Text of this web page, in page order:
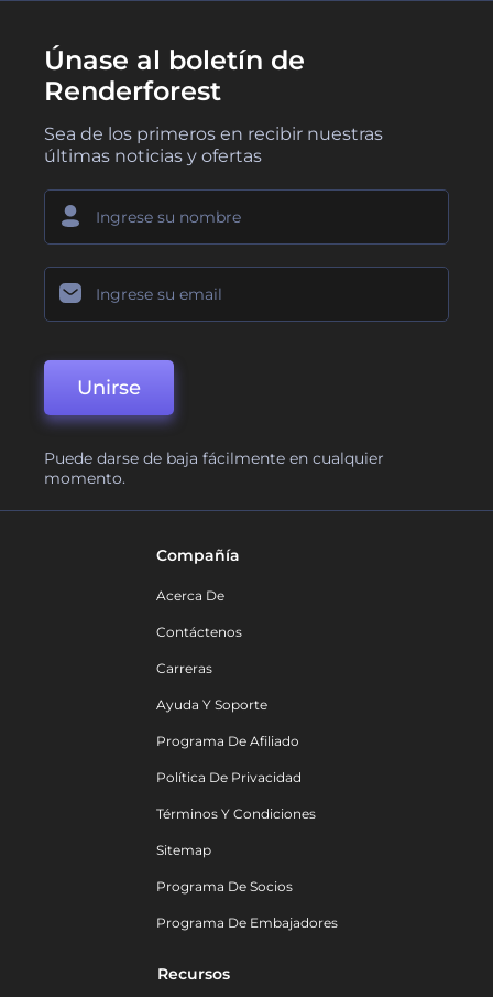
Únase al boletín de
Renderforest
Sea de los primeros en recibir nuestras
últimas noticias y ofertas
Unirse
Puede darse de baja fácilmente en cualquier
momento.
Compañía
Acerca De
Contáctenos
Carreras
Ayuda Y Soporte
Programa De Afiliado
Política De Privacidad
Términos Y Condiciones
Sitemap
Programa De Socios
Programa De Embajadores
Recursos